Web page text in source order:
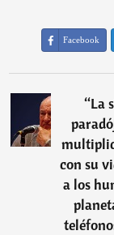
Facebook
“La
con su
a los